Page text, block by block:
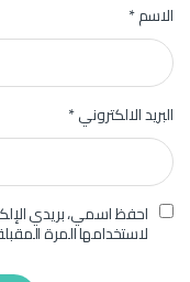
الاسم*
البريد الالكتروني*
احفظ اسمي، بريدي
لاستخدامها المرة